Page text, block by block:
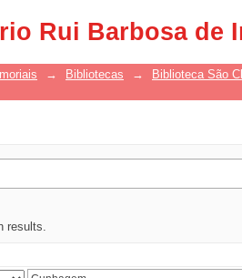
Rui Barbosa de
→ Bibliotecas →
Biblioteca São
results.